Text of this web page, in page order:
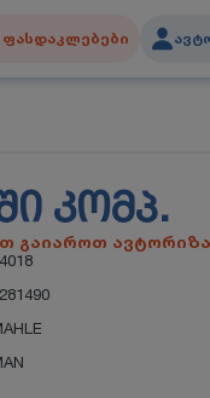
ფასდაკლებები
ᲙᲝᲛᲞ.
გაიაროთ